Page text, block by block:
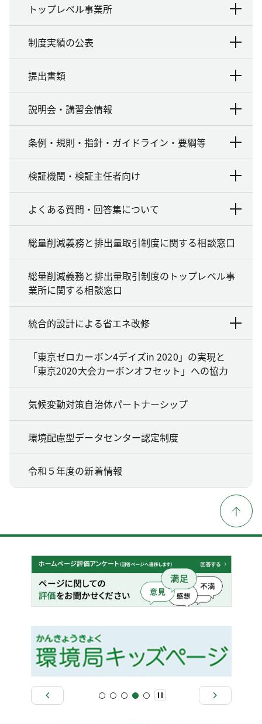
トップレベル事業所
制度実績の公表
提出書類
説明会・講習会情報
条例・規則・指針・ガイドライン・要綱等
検証機関・検証主任者向け
よくある質問・回答集について
総量削減義務と排出量取引制度に関する相談窓口
総量削減義務と排出量取引制度のトップレベル事
業所に関する相談窓口
統合的設計による省エネ改修
「東京ゼロカーボン4デイズin 2020」の実現と
「東京2020大会カーボンオフセット」への協力
気候変動対策自治体パートナーシップ
環境配慮型データセンター認定制度
令和５年度の新着情報